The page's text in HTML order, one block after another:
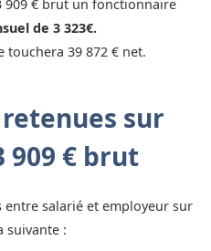
909 € brut un fonctionnaire
de 3 323€.
39 872 € net.
sur
909 € brut
salarié et employeur sur
suivante :